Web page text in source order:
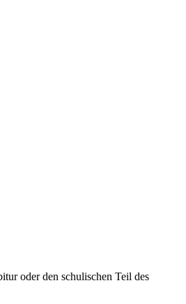
oder den schulischen Teil des